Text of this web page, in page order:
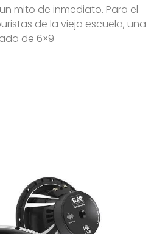
mito de inmediato. Para el
de la vieja escuela, una
de 6×9